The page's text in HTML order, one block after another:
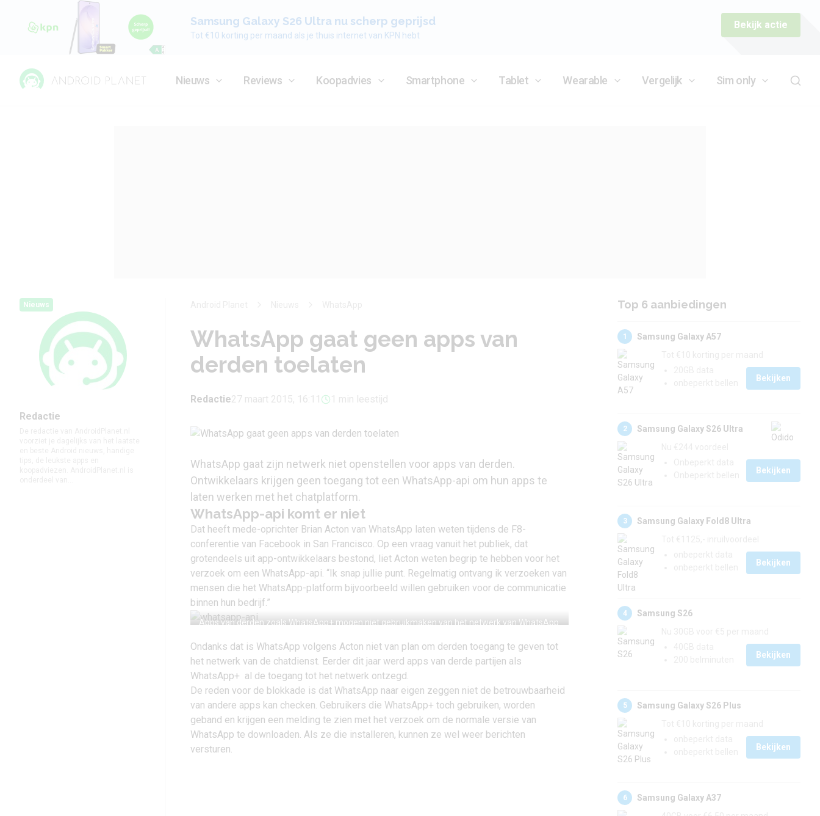
Samsung Galaxy S26 Ultra nu scherp geprijsd
Tot €10 korting per maand als je thuis internet van KPN hebt
Bekijk actie
Nieuws Reviews Koopadvies Smartphone Tablet Wearable Vergelijk Sim only
Nieuws
Redactie
WhatsApp gaat geen apps van
derden toelaten
Redactie27 maart 2015, 16:11 1 min leestijd
WhatsApp gaat zijn netwerk niet openstellen voor apps van derden.
Ontwikkelaars krijgen geen toegang tot een WhatsApp-api om hun apps te
laten werken met het chatplatform.
WhatsApp-api komt er niet
Dat heeft mede-oprichter Brian Acton van WhatsApp laten weten tijdens de F8-
conferentie van Facebook in San Francisco. Op een vraag vanuit het publiek, dat
grotendeels uit app-ontwikkelaars bestond, liet Acton weten begrip te hebben voor het
verzoek om een WhatsApp-api. “Ik snap jullie punt. Regelmatig ontvang ik verzoeken van
mensen die het WhatsApp-platform bijvoorbeeld willen gebruiken voor de communicatie
binnen hun bedrijf.”
Apps van derden zoals WhatsApp+ mogen niet gebruikmaken van het netwerk van WhatsApp.
Ondanks dat is WhatsApp volgens Acton niet van plan om derden toegang te geven tot
het netwerk van de chatdienst. Eerder dit jaar werd apps van derde partijen als
WhatsApp+ al de toegang tot het netwerk ontzegd.
De reden voor de blokkade is dat WhatsApp naar eigen zeggen niet de betrouwbaarheid
van andere apps kan checken. Gebruikers die WhatsApp+ toch gebruiken, worden
geband en krijgen een melding te zien met het verzoek om de normale versie van
WhatsApp te downloaden. Als ze die installeren, kunnen ze wel weer berichten
versturen.
Top 6 aanbiedingen
1
Samsung Galaxy A57
Bekijken
2
Samsung Galaxy S26 Ultra
Bekijken
3
Samsung Galaxy Fold8 Ultra
Bekijken
4
Samsung S26
Bekijken
5
Samsung Galaxy S26 Plus
Bekijken
6
Samsung Galaxy A37